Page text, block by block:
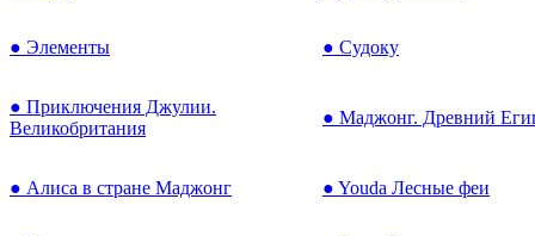
● Элементы ● Судоку
● Приключения Джулии.
Великобритания
● Маджонг. Древний
● Алиса в стране Маджонг ● Youda Лесные феи